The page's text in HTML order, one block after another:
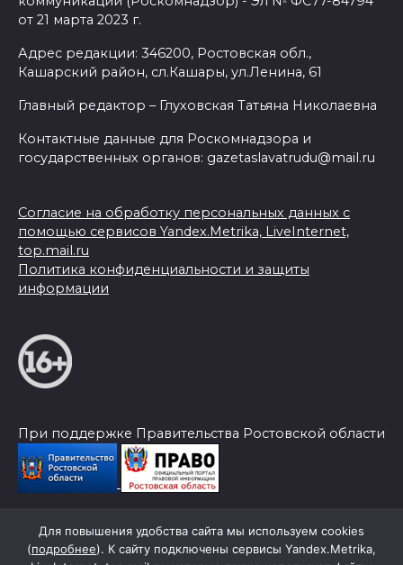
от 21 марта 2023 г.
Адрес редакции: 346200, Ростовская обл.,
Кашарский район, сл.Кашары, ул.Ленина, 61
Главный редактор – Глуховская Татьяна Николаевна
Контактные данные для Роскомнадзора и
государственных органов: gazetaslavatrudu@mail.ru
Согласие на обработку персональных данных с
помощью сервисов Yandex.Metrika, LiveInternet,
top.mail.ru
Политика конфиденциальности и защиты
информации
При поддержке Правительства Ростовской области
© 2026 Слава Труду
Для повышения удобства сайта мы используем cookies
(подробнее). К сайту подключены сервисы Yandex.Metrika,